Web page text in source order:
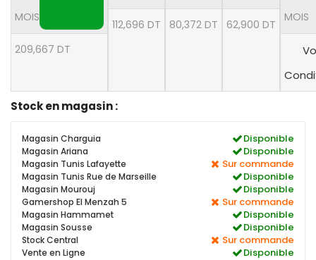
MOIS
209,667 DT
112,696 DT 80,372 DT 62,900 DT
MOIS
Stock en magasin :
Magasin Charguia Disponible
Magasin Ariana Disponible
Magasin Tunis Lafayette Sur commande
Magasin Tunis Rue de Marseille Disponible
Magasin Mourouj Disponible
Gamershop El Menzah 5 Sur commande
Magasin Hammamet Disponible
Magasin Sousse Disponible
Stock Central Sur commande
Vente en Ligne Disponible